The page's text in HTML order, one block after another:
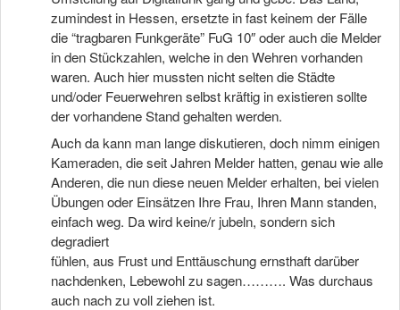
zumindest in Hessen, ersetzte in fast keinem der Fälle
die “tragbaren Funkgeräte” FuG 10″ oder auch die Melder
in den Stückzahlen, welche in den Wehren vorhanden
waren. Auch hier mussten nicht selten die Städte
und/oder Feuerwehren selbst kräftig in existieren sollte
der vorhandene Stand gehalten werden.
Auch da kann man lange diskutieren, doch nimm einigen
Kameraden, die seit Jahren Melder hatten, genau wie alle
Anderen, die nun diese neuen Melder erhalten, bei vielen
Übungen oder Einsätzen Ihre Frau, Ihren Mann standen,
einfach weg. Da wird keine/r jubeln, sondern sich
degradiert
fühlen, aus Frust und Enttäuschung ernsthaft darüber
nachdenken, Lebewohl zu sagen………. Was durchaus
auch nach zu voll ziehen ist.